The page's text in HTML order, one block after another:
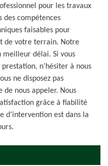
pour les travaux
des compétences
faisables pour
de votre terrain. Notre
meilleur délai. Si vous
n’hésiter à nous
ne disposez pas
de nous appeler. Nous
grâce à fiabilité
d’intervention est dans la